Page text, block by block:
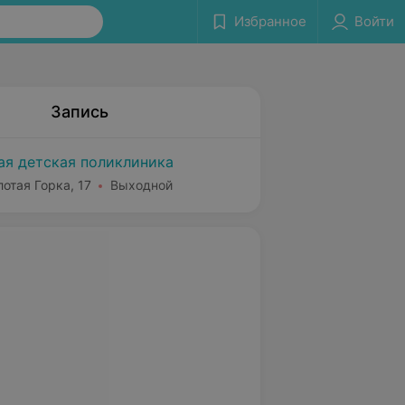
Избранное Войти
Запись
детская поликлиника
Горка, 17 Выходной